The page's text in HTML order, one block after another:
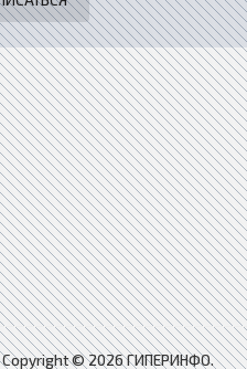
Copyright © 2026 ГИПЕРИНФО.